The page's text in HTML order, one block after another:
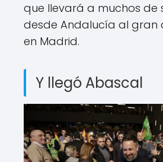
que llevará a muchos de
desde Andalucía al gran
en Madrid.
Y llegó Abascal